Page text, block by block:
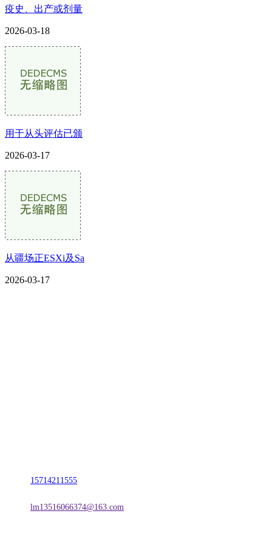
疫史、出产或剂量
2026-03-18
用于从头评估已颁
2026-03-17
从疆场正ESXi及Sa
2026-03-17
15714211555
lm13516066374@163.com